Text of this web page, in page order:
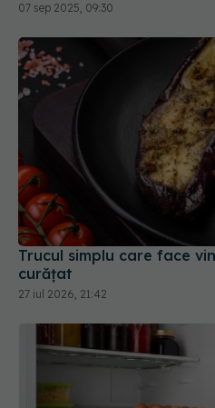
07 sep 2025, 09:30
Trucul simplu care face
curățat
27 iul 2026, 21:42